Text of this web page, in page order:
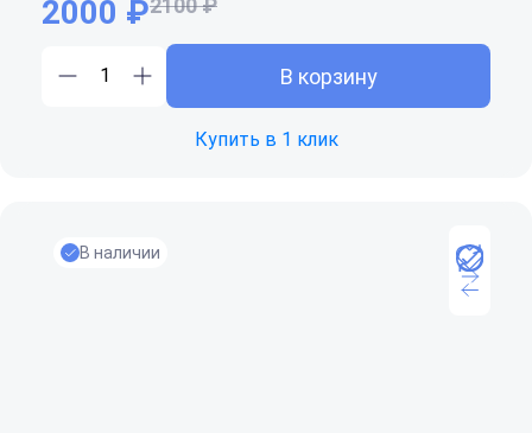
2000 ₽2100 ₽
В корзину
Купить в 1 клик
В наличии